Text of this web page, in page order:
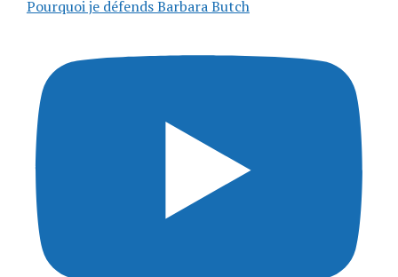
Pourquoi je défends Barbara Butch